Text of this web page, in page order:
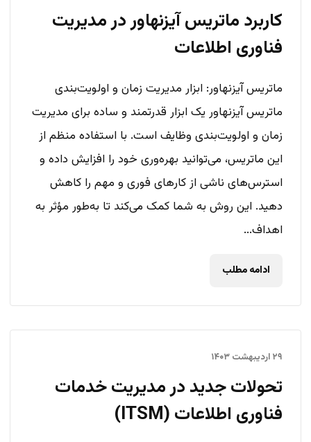
کاربرد ماتریس آیزنهاور در مدیریت
فناوری اطلاعات
ماتریس آیزنهاور: ابزار مدیریت زمان و اولویت‌بندی
ماتریس آیزنهاور یک ابزار قدرتمند و ساده برای مدیریت
زمان و اولویت‌بندی وظایف است. با استفاده منظم از
این ماتریس، می‌توانید بهره‌وری خود را افزایش داده و
استرس‌های ناشی از کارهای فوری و مهم را کاهش
دهید. این روش به شما کمک می‌کند تا به‌طور مؤثر به
اهداف...
ادامه مطلب
۲۹ اردیبهشت ۱۴۰۳
تحولات جدید در مدیریت خدمات
فناوری اطلاعات (ITSM)